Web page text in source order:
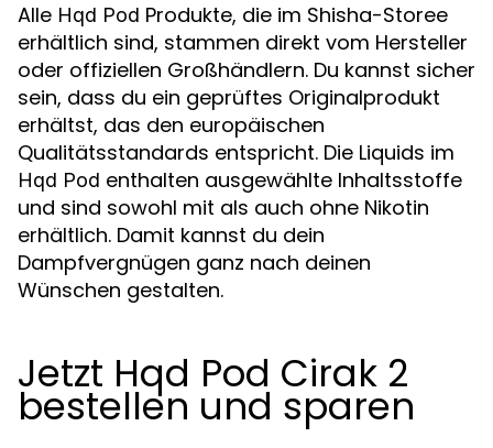
Alle Hqd Pod Produkte, die im Shisha-Storee
erhältlich sind, stammen direkt vom Hersteller
oder offiziellen Großhändlern. Du kannst sicher
sein, dass du ein geprüftes Originalprodukt
erhältst, das den europäischen
Qualitätsstandards entspricht. Die Liquids im
Hqd Pod enthalten ausgewählte Inhaltsstoffe
und sind sowohl mit als auch ohne Nikotin
erhältlich. Damit kannst du dein
Dampfvergnügen ganz nach deinen
Wünschen gestalten.
Jetzt Hqd Pod Cirak 2
bestellen und sparen